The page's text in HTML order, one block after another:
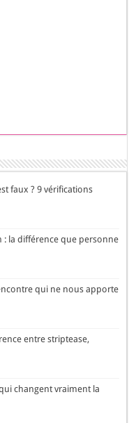
faux ? 9 vérifications
: la différence que personne
qui ne nous apporte
entre striptease,
changent vraiment la